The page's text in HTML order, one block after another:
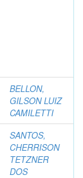
BELLON,
GILSON LUIZ
CAMILETTI
SANTOS,
CHERRISON
TETZNER
DOS